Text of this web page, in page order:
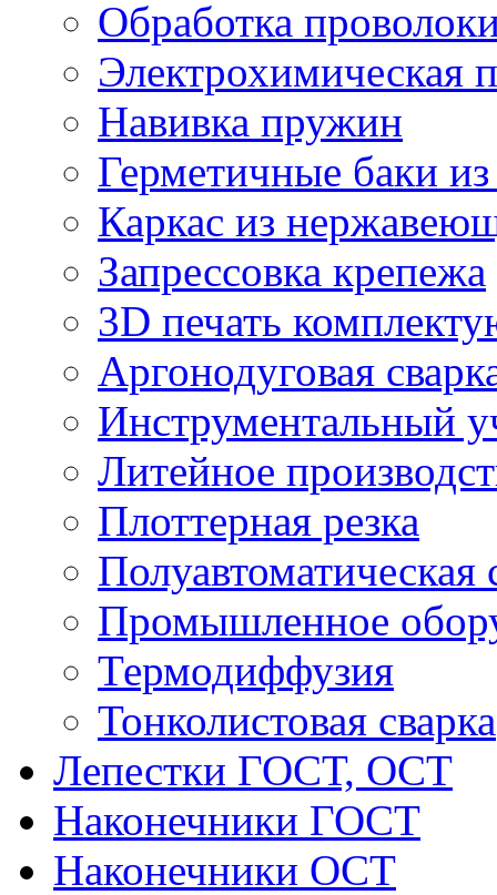
Обработка
Электрохимическая
Навивка пружин
Герметичные баки
Каркас из
Запрессовка крепежа
3D печать
Аргонодуговая
Инструментальный
Литейное
Плоттерная резка
Полуавтоматическая
Промышленное
Термодиффузия
Тонколистовая сварка
Лепестки ГОСТ, ОСТ
Наконечники ГОСТ
Наконечники ОСТ